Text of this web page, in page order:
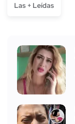
Las + Leídas